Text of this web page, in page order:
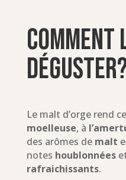
Comment
Le malt d’orge rend
moelleuse, à
des arômes de malt
notes houblonnées
rafraichissants.